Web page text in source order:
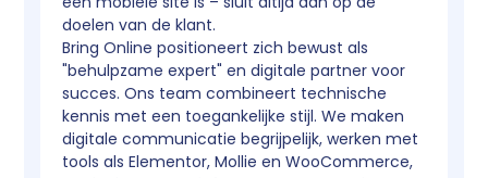
doelen van de klant.
Bring Online positioneert zich bewust als
"behulpzame expert" en digitale partner voor
succes. Ons team combineert technische
kennis met een toegankelijke stijl. We maken
digitale communicatie begrijpelijk, werken met
tools als Elementor, Mollie en WooCommerce,